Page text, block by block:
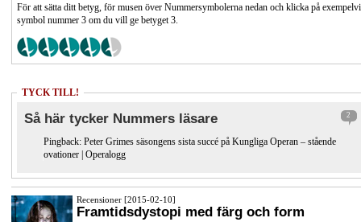
För att sätta ditt betyg, för musen över Nummersymbolerna nedan och klicka på
symbol nummer 3 om du vill ge betyget 3.
TYCK TILL!
Så här tycker Nummers läsare 2
Pingback: Peter Grimes säsongens sista succé på Kungliga Operan – stående
ovationer | Operalogg
Recensioner [2015-02-10]
Framtidsdystopi med färg och form